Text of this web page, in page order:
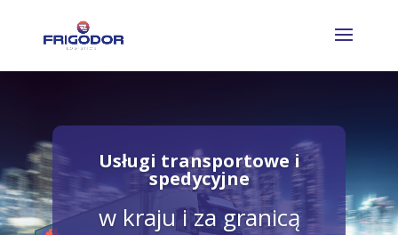
Usługi transportowe i
spedycyjne
w kraju i za granicą